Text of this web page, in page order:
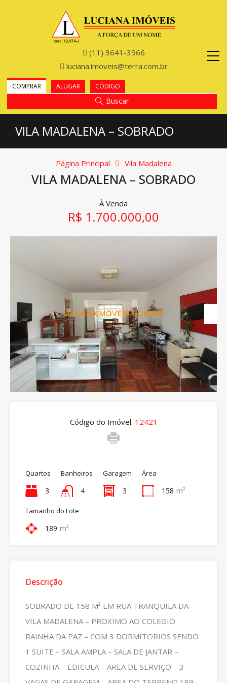
(11) 3641-3966
luciana.imoveis@terra.com.br
COMPRAR ALUGAR CÓDIGO
Buscar
VILA MADALENA – SOBRADO
Página Principal Vila Madalena
VILA MADALENA – SOBRADO
À Venda
R$ 1.700.000,00
Código do Imóvel: 12421
Quartos
3
Banheiros
4
Garagem
3
Área
158 m²
Tamanho do Lote
189 m²
Descrição
SOBRADO DE 158 M² EM RUA TRANQUILA DA
VILA MADALENA – PROXIMO AO COLEGIO
RAINHA DA PAZ – COM 3 DORMITORIOS SENDO
1 SUITE – SALA AMPLA – SALA DE JANTAR –
COZINHA – EDICULA – AREA DE SERVIÇO – 3